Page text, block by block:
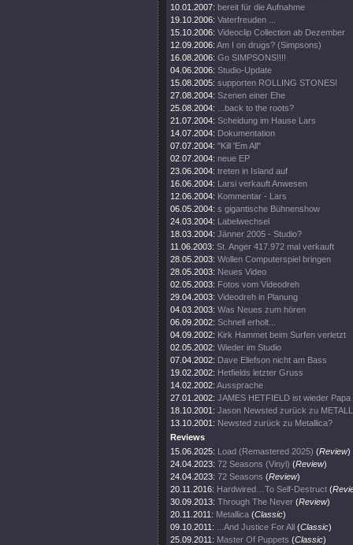
10.01.2007: bereit für die Aufnahme
19.10.2006: Vaterfreuden ...
15.10.2006: Videoclip Collection ab Dezember
12.09.2006: Am I on drugs? (Simpsons)
16.08.2006: Go SIMPSONS!!!!
04.06.2006: Studio-Update
15.08.2005: supporten ROLLING STONES!
27.08.2004: Szenen einer Ehe
25.08.2004:
...back to the roots?
21.07.2004: Scheidung im Hause Lars
14.07.2004: Dokumentation
07.07.2004: "Kill 'Em All"
02.07.2004: neue EP
23.06.2004: treten in Island auf
16.06.2004: Larsi verkauft Anwesen
12.06.2004: Kommentar - Lars
06.05.2004: s gigantische Bühnenshow
24.03.2004: Labelwechsel
18.03.2004: Jänner 2005 - Studio?
11.06.2003: St. Anger 417.972 mal verkauft
28.05.2003: Wollen Computerspiel bringen
28.05.2003: Neues Video
02.05.2003: Fotos vom Videodreh
29.04.2003: Videodreh in Planung
04.03.2003: Was Neues zum hören
06.09.2002: Schnell erholt...
04.09.2002: Kirk Hammet beim Surfen verletzt
02.05.2002: Wieder im Studio
07.04.2002: Dave Ellefson nicht am Bass
19.02.2002: Hetfields letzter Gruss
14.02.2002: Aussprache
27.01.2002: JAMES HETFIELD ist wieder Papa
18.10.2001: Jason Newsted zurück zu
13.10.2001: Newsted zurück zu Metallica?
Reviews
15.06.2025: Load (Remastered 2025) (Review)
24.04.2023: 72 Seasons (Vinyl) (Review)
24.04.2023: 72 Seasons (Review)
20.11.2016: Hardwired…To Self-Destruct (
30.09.2013: Through The Never (Review)
20.11.2011: Metallica (Classic)
09.10.2011:
...And Justice For All (Classic)
25.09.2011: Master Of Puppets (Classic)